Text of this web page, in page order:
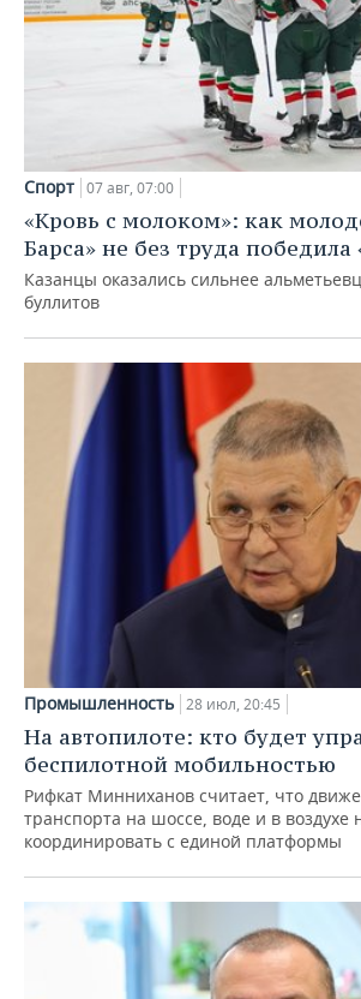
Спорт 07 авг, 07:00
«Кровь с молоком»: как
Барса» не без труда
Казанцы оказались сильнее
буллитов
Промышленность 28 июл, 20:45
На автопилоте: кто будет
беспилотной мобильностью
Рифкат Минниханов считает, что
транспорта на шоссе, воде и в воздухе
координировать с единой платформы